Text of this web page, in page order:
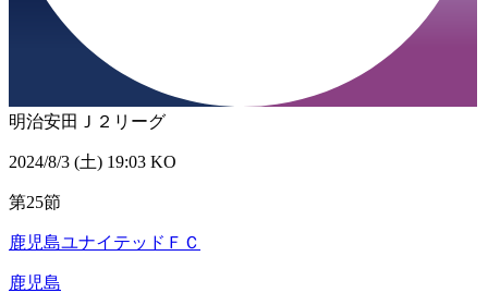
明治安田Ｊ２リーグ
2024/8/3 (土) 19:03 KO
第25節
鹿児島ユナイテッドＦＣ
鹿児島